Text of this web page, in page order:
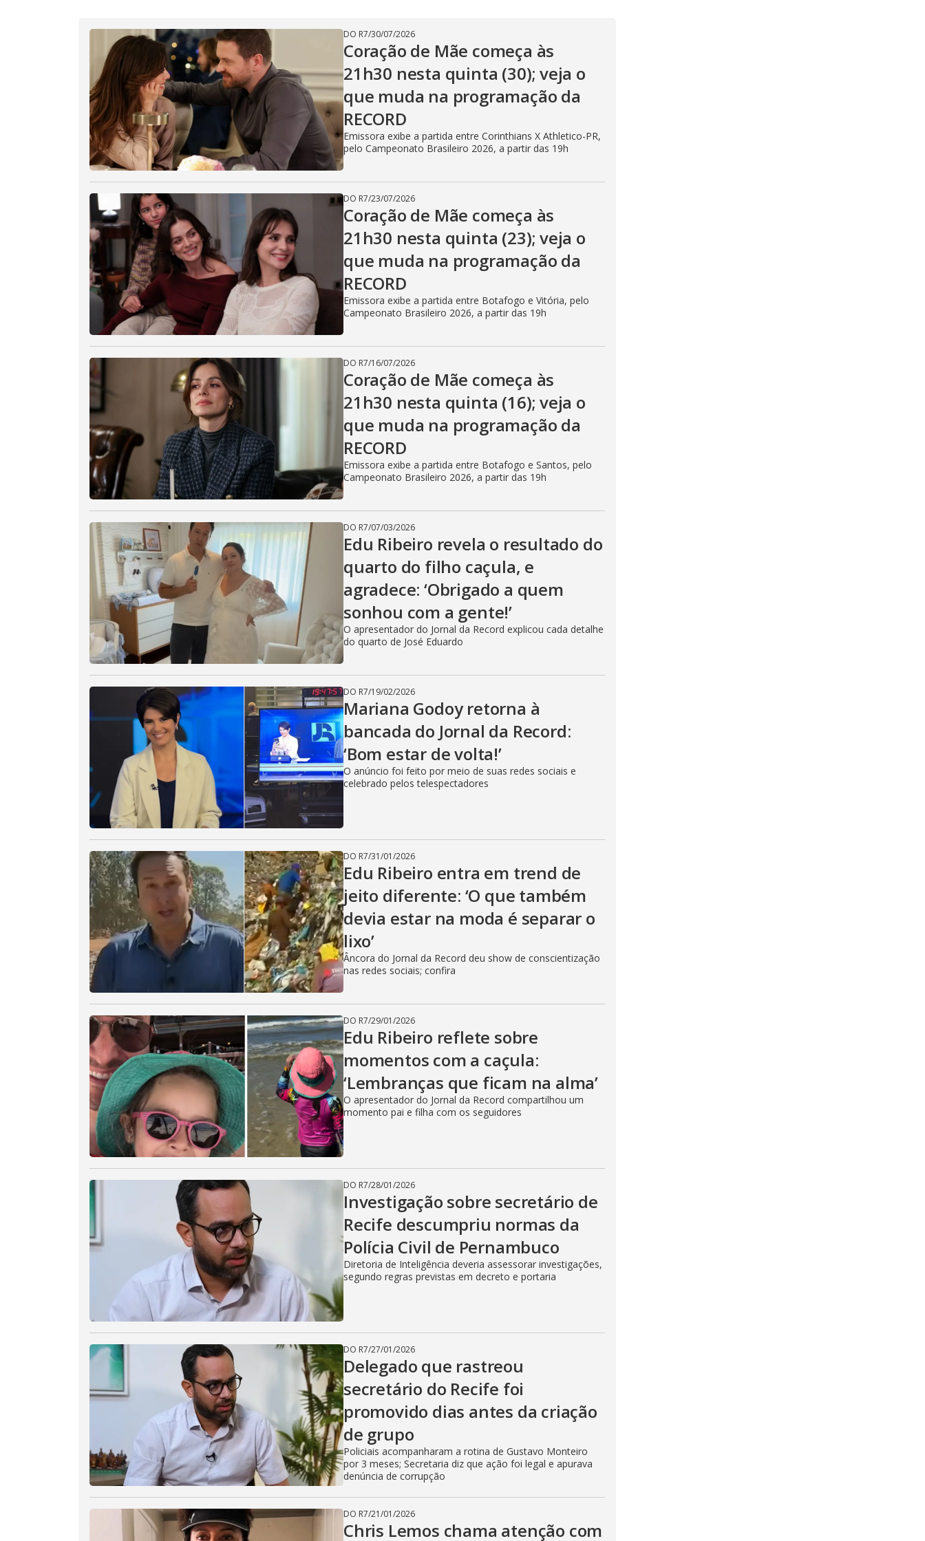
i
d
e
o
DO R7/30/07/2026
Coração de Mãe começa às
21h30 nesta quinta (30); veja o
que muda na programação da
RECORD
Emissora exibe a partida entre Corinthians X Athletico-PR,
pelo Campeonato Brasileiro 2026, a partir das 19h
DO R7/23/07/2026
Coração de Mãe começa às
21h30 nesta quinta (23); veja o
que muda na programação da
RECORD
Emissora exibe a partida entre Botafogo e Vitória, pelo
Campeonato Brasileiro 2026, a partir das 19h
DO R7/16/07/2026
Coração de Mãe começa às
21h30 nesta quinta (16); veja o
que muda na programação da
RECORD
Emissora exibe a partida entre Botafogo e Santos, pelo
Campeonato Brasileiro 2026, a partir das 19h
DO R7/07/03/2026
Edu Ribeiro revela o resultado do
quarto do filho caçula, e
agradece: ‘Obrigado a quem
sonhou com a gente!’
O apresentador do Jornal da Record explicou cada detalhe
do quarto de José Eduardo
DO R7/19/02/2026
Mariana Godoy retorna à
bancada do Jornal da Record:
‘Bom estar de volta!’
O anúncio foi feito por meio de suas redes sociais e
celebrado pelos telespectadores
DO R7/31/01/2026
Edu Ribeiro entra em trend de
jeito diferente: ‘O que também
devia estar na moda é separar o
lixo’
Âncora do Jornal da Record deu show de conscientização
nas redes sociais; confira
DO R7/29/01/2026
Edu Ribeiro reflete sobre
momentos com a caçula:
‘Lembranças que ficam na alma’
O apresentador do Jornal da Record compartilhou um
momento pai e filha com os seguidores
DO R7/28/01/2026
Investigação sobre secretário de
Recife descumpriu normas da
Polícia Civil de Pernambuco
Diretoria de Inteligência deveria assessorar investigações,
segundo regras previstas em decreto e portaria
DO R7/27/01/2026
Delegado que rastreou
secretário do Recife foi
promovido dias antes da criação
de grupo
Policiais acompanharam a rotina de Gustavo Monteiro
por 3 meses; Secretaria diz que ação foi legal e apurava
denúncia de corrupção
DO R7/21/01/2026
Chris Lemos chama atenção com